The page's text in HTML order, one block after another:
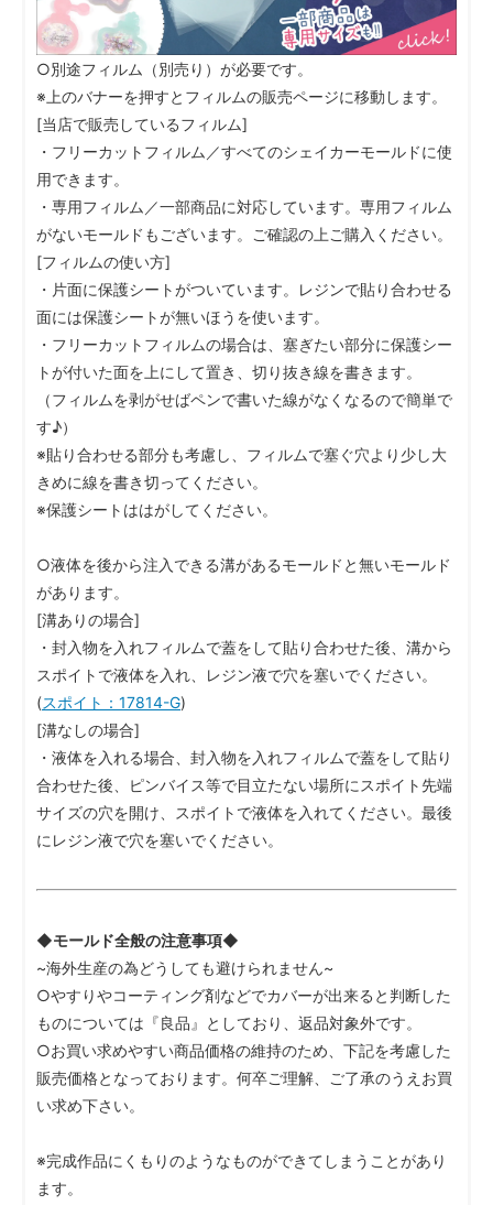
○別途フィルム（別売り）が必要です。
※上のバナーを押すとフィルムの販売ページに移動します。
[当店で販売しているフィルム]
・フリーカットフィルム／すべてのシェイカーモールドに使
用できます。
・専用フィルム／一部商品に対応しています。専用フィルム
がないモールドもございます。ご確認の上ご購入ください。
[フィルムの使い方]
・片面に保護シートがついています。レジンで貼り合わせる
面には保護シートが無いほうを使います。
・フリーカットフィルムの場合は、塞ぎたい部分に保護シー
トが付いた面を上にして置き、切り抜き線を書きます。
（フィルムを剥がせばペンで書いた線がなくなるので簡単で
す♪）
※貼り合わせる部分も考慮し、フィルムで塞ぐ穴より少し大
きめに線を書き切ってください。
※保護シートははがしてください。
○液体を後から注入できる溝があるモールドと無いモールド
があります。
[溝ありの場合]
・封入物を入れフィルムで蓋をして貼り合わせた後、溝から
スポイトで液体を入れ、レジン液で穴を塞いでください。
(スポイト：17814-G)
[溝なしの場合]
・液体を入れる場合、封入物を入れフィルムで蓋をして貼り
合わせた後、ピンバイス等で目立たない場所にスポイト先端
サイズの穴を開け、スポイトで液体を入れてください。最後
にレジン液で穴を塞いでください。
◆モールド全般の注意事項◆
~海外生産の為どうしても避けられません~
○やすりやコーティング剤などでカバーが出来ると判断した
ものについては『良品』としており、返品対象外です。
○お買い求めやすい商品価格の維持のため、下記を考慮した
販売価格となっております。何卒ご理解、ご了承のうえお買
い求め下さい。
※完成作品にくもりのようなものができてしまうことがあり
ます。